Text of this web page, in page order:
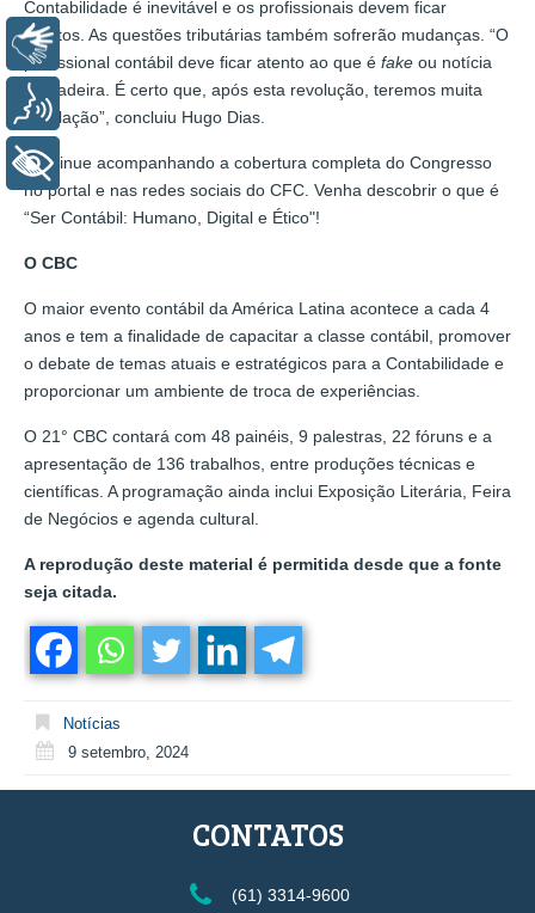
Contabilidade é inevitável e os profissionais devem ficar
atentos. As questões tributárias também sofrerão mudanças. “O
profissional contábil deve ficar atento ao que é fake ou notícia
verdadeira. É certo que, após esta revolução, teremos muita
regulação”, concluiu Hugo Dias.
Continue acompanhando a cobertura completa do Congresso
no portal e nas redes sociais do CFC. Venha descobrir o que é
“Ser Contábil: Humano, Digital e Ético"!
O CBC
O maior evento contábil da América Latina acontece a cada 4
anos e tem a finalidade de capacitar a classe contábil, promover
o debate de temas atuais e estratégicos para a Contabilidade e
proporcionar um ambiente de troca de experiências.
O 21° CBC contará com 48 painéis, 9 palestras, 22 fóruns e a
apresentação de 136 trabalhos, entre produções técnicas e
científicas. A programação ainda inclui Exposição Literária, Feira
de Negócios e agenda cultural.
A reprodução deste material é permitida desde que a fonte
seja citada.
Notícias
9 setembro, 2024
CONTATOS
(61) 3314-9600
Libras
+ Acessibilidade